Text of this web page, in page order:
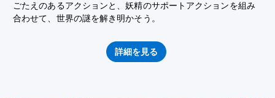
ごたえのあるアクションと、妖精のサポートアクションを組み
合わせて、世界の謎を解き明かそう。
詳細を見る